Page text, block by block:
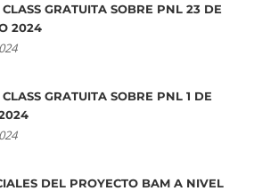
CLASS GRATUITA SOBRE PNL 23 DE
2024
GRATUITA SOBRE PNL 1 DE
DEL PROYECTO BAM A NIVEL